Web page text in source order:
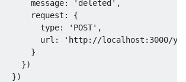
message
: 'deleted' ,
request
:
{
type
: 'POST' ,
url
:
'http://localhost:3000/
}
})
})